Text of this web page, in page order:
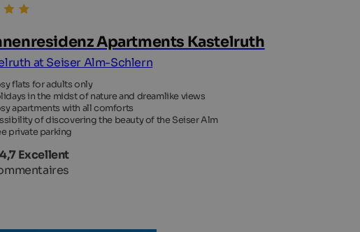
Apartments Kastelruth
at Seiser Alm-Schlern
flats for adults only
in the midst of nature and dreamlike views
apartments with all comforts
of discovering the beauty of the Seiser Alm
private parking
4,7 Excellent